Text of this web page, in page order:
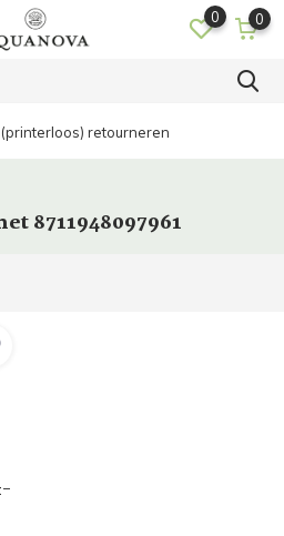
0 0
retourneren
8711948097961